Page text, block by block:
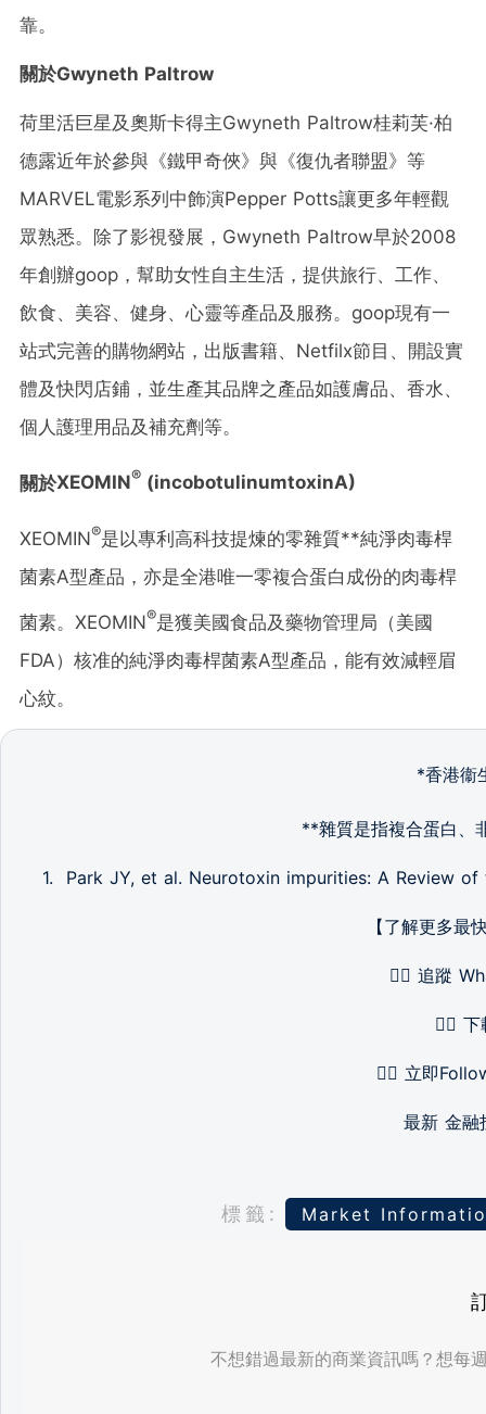
靠。
關於Gwyneth Paltrow
荷里活巨星及奧斯卡得主Gwyneth Paltrow桂莉芙·柏
德露近年於參與《鐵甲奇俠》與《復仇者聯盟》等
MARVEL電影系列中飾演Pepper Potts讓更多年輕觀
眾熟悉。除了影視發展，Gwyneth Paltrow早於2008
年創辦goop，幫助女性自主生活，提供旅行、工作、
飲食、美容、健身、心靈等產品及服務。goop現有一
站式完善的購物網站，出版書籍、Netfilx節目、開設實
體及快閃店鋪，並生產其品牌之產品如護膚品、香水、
個人護理用品及補充劑等。
關於XEOMIN® (incobotulinumtoxinA)
XEOMIN®是以專利高科技提煉的零雜質**純淨肉毒桿
菌素A型產品，亦是全港唯一零複合蛋白成份的肉毒桿
菌素。XEOMIN®是獲美國食品及藥物管理局（美國
FDA）核准的純淨肉毒桿菌素A型產品，能有效減輕眉
心紋。
*香港衞
**雜質是指複合蛋白、
1. Park JY, et al. Neurotoxin impurities: A Review
【了解更多最
👉🏻 追蹤
👉🏻
👉🏻 立即
最新 金
標籤: Market
不想錯過最新的商業資訊嗎？想每